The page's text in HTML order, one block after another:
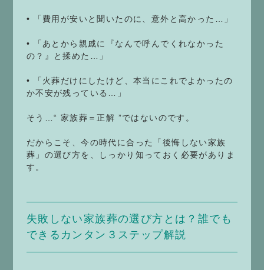
• 「費用が安いと聞いたのに、意外と高かった…」
• 「あとから親戚に『なんで呼んでくれなかった
の？』と揉めた…」
• 「火葬だけにしたけど、本当にこれでよかったの
か不安が残っている…」
そう…“ 家族葬＝正解 ”ではないのです。
だからこそ、今の時代に合った「後悔しない家族
葬」の選び方を、しっかり知っておく必要がありま
す。
失敗しない家族葬の選び方とは？誰でも
できるカンタン３ステップ解説